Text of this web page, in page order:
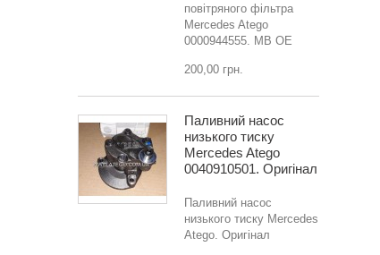
повітряного фільтра
Mercedes Atego
0000944555. MB OE
200,00 грн.
Паливний насос
низького тиску
Mercedes Atego
0040910501. Оригінал
Паливний насос
низького тиску Mercedes
Atego. Оригінал